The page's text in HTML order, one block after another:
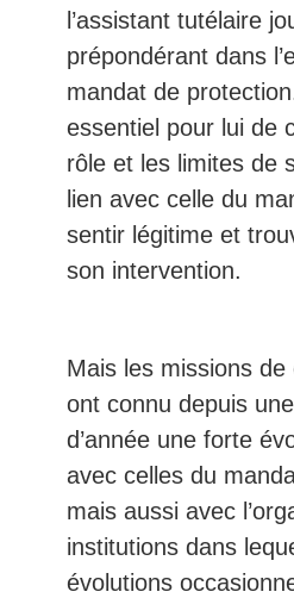
l’assistant tutélaire
prépondérant dans
mandat de
essentiel pour lui de
rôle et les limites de
lien avec celle du
sentir légitime et
son intervention.
Mais les missions de
ont connu depuis
d’année une forte
avec celles du
mais aussi avec
institutions dans
évolutions